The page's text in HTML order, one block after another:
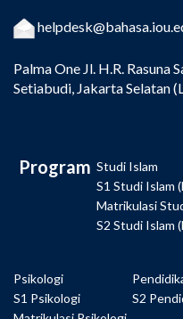
Palma One Jl. H.R. Rasuna
Setiabudi, Jakarta Selatan
Program Studi Islam
S1 Studi Islam
Matrikulasi
S2 Studi Islam
Psikologi
S1 Psikologi
S2